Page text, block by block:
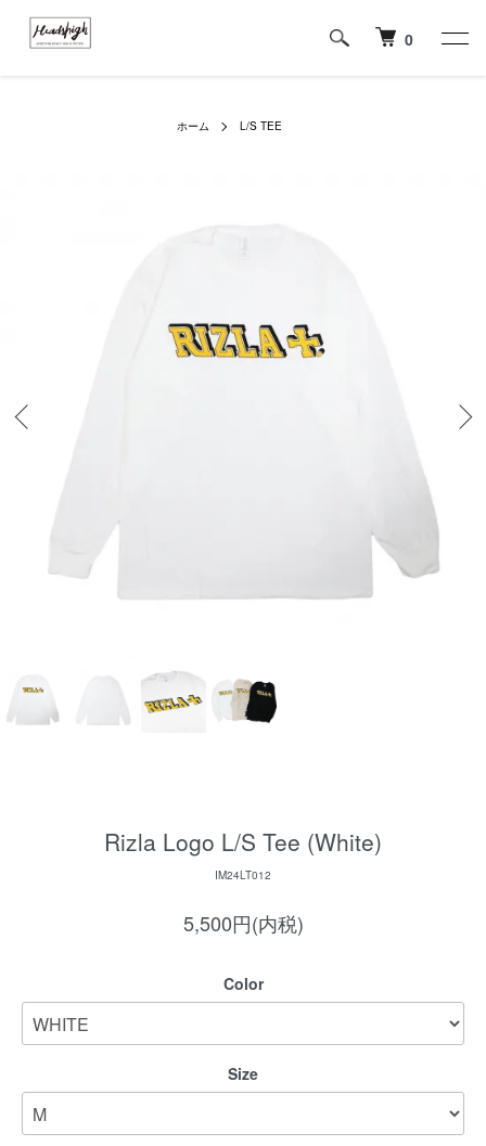
0
ホーム L/S TEE
Rizla Logo L/S Tee (White)
IM24LT012
5,500円(内税)
Color
Size